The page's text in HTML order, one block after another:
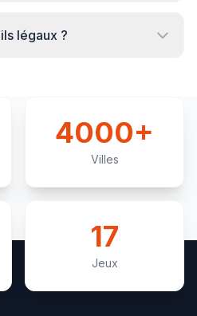
légaux ?
4000+
Villes
17
Jeux